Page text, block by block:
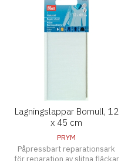
Lagningslappar Bomull, 12
x 45 cm
PRYM
Påpressbart reparationsark